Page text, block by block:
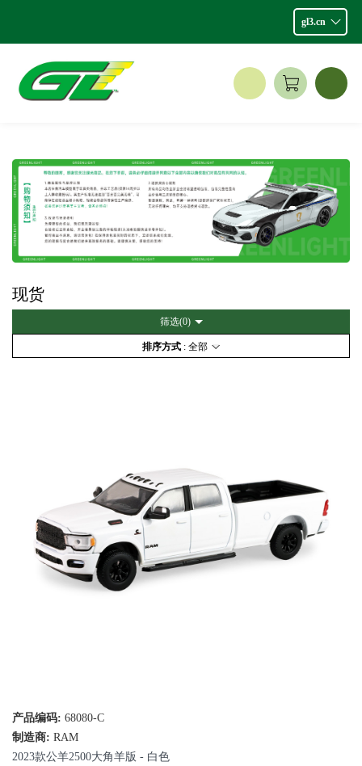
gl3.cn
现货
筛选(0)
排序方式 : 全部
产品编码: 68080-C
制造商: RAM
2023款公羊2500大角羊版 - 白色